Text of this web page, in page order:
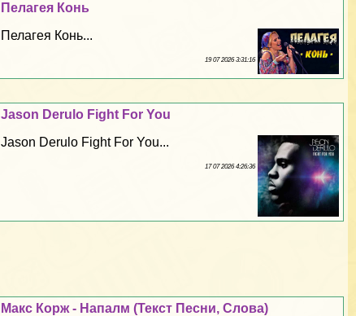
Пелагея Конь
Пелагея Конь...
19 07 2026 3:31:16
Jason Derulo Fight For You
Jason Derulo Fight For You...
17 07 2026 4:26:36
Макс Корж - Напалм (Текст Песни, Слова)